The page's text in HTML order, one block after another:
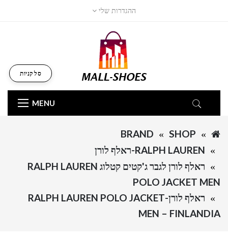
ההגדרות שלי
MENU
סל קניות
SHOP
BRAND
RALPH LAUREN-ראלף לורן
ראלף לורן לגבר ג'קטים קטלוג RALPH LAUREN
POLO JACKET MEN
ראלף לורן-RALPH LAUREN POLO JACKET
MEN – FINLANDIA